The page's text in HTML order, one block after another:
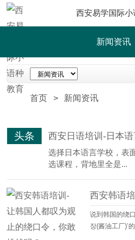
西安易学国际
新闻资讯
首页 > 新闻资讯
头条
选择日本语言学校，表
选课程，背地里全是...
说到韩国的绕
장(酱油工厂)’的